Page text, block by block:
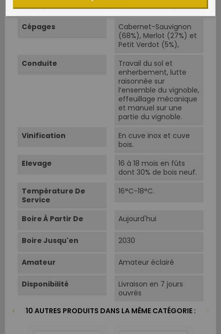
Cépage Dominant Cabernet-Sauvignon
Cépages
Cabernet-Sauvignon
(68%), Merlot (27%) et
Petit Verdot (5%),
Conduite
Travail du sol et
enherbement, lutte
raisonnée sur
l’ensemble du vignoble,
effeuillage mécanique
et manuel sur une
partie du vignoble.
Vinification
En cuve inox et cuve
bois.
Elevage
16 à 18 mois en fûts
dont 30% de bois neuf.
Température De
Service
16°C-18°C.
Boire À Partir De Aujourd'hui
Boire Jusqu'en 2030
Amateur Amateur éclairé
Disponibilité
Livraison en 7 jours
ouvrés
10 AUTRES PRODUITS DANS LA MÊME CATÉGORIE :